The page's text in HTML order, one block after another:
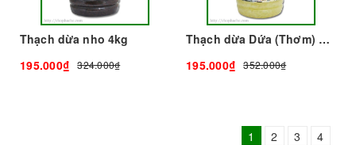
Thạch dừa nho 4kg
195.000₫
324.000₫
Thạch dừa Dứa (Thơm) 4kg
195.000₫
352.000₫
1 2 3 4